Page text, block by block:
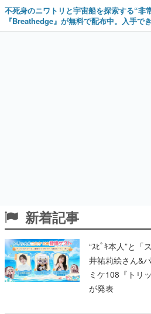
不死身のニワトリと宇宙船を探索する“非
『Breathedge』が無料で配布中。入手で
新着記事
“ｽﾋﾟｷ本人”と「
井祐莉絵さん&
ミケ108『トリ
が発表